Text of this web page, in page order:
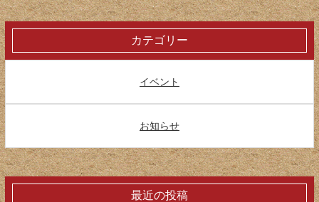
カテゴリー
イベント
お知らせ
最近の投稿